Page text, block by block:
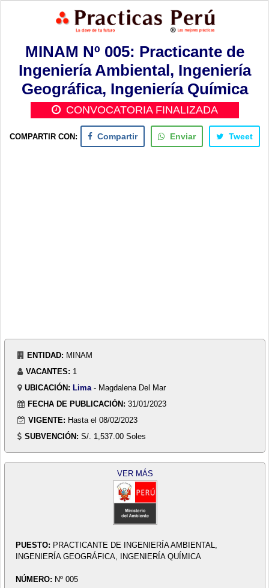
MINAM Nº 005: Practicante de
Ingeniería Ambiental, Ingeniería
Geográfica, Ingeniería Química
CONVOCATORIA FINALIZADA
COMPARTIR CON: Compartir Enviar Tweet
ENTIDAD: MINAM
VACANTES: 1
UBICACIÓN: Lima - Magdalena Del Mar
FECHA DE PUBLICACIÓN: 31/01/2023
VIGENTE: Hasta el 08/02/2023
SUBVENCIÓN: S/. 1,537.00 Soles
VER MÁS
PUESTO: PRACTICANTE DE INGENIERÍA AMBIENTAL,
INGENIERÍA GEOGRÁFICA, INGENIERÍA QUÍMICA
NÚMERO: Nº 005